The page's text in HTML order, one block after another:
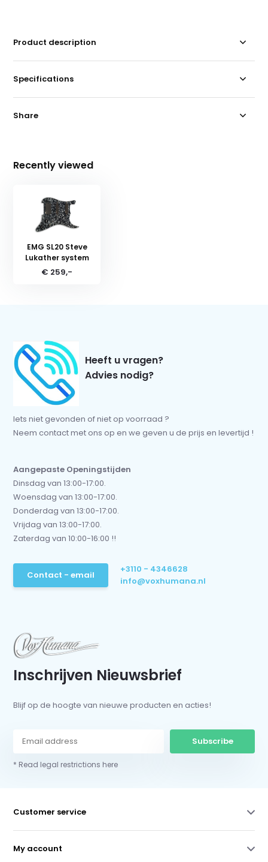
Product description
Specifications
Share
Recently viewed
EMG SL20 Steve
Lukather system
€ 259,-
Heeft u vragen?
Advies nodig?
Iets niet gevonden of niet op voorraad ?
Neem contact met ons op en we geven u de prijs en levertijd !
Aangepaste Openingstijden
Dinsdag van 13:00-17:00.
Woensdag van 13:00-17:00.
Donderdag van 13:00-17:00.
Vrijdag van 13:00-17:00.
Zaterdag van 10:00-16:00 !!
Contact - email
+3110 - 4346628
info@voxhumana.nl
Inschrijven Nieuwsbrief
Blijf op de hoogte van nieuwe producten en acties!
Subscribe
* Read legal restrictions here
Customer service
My account